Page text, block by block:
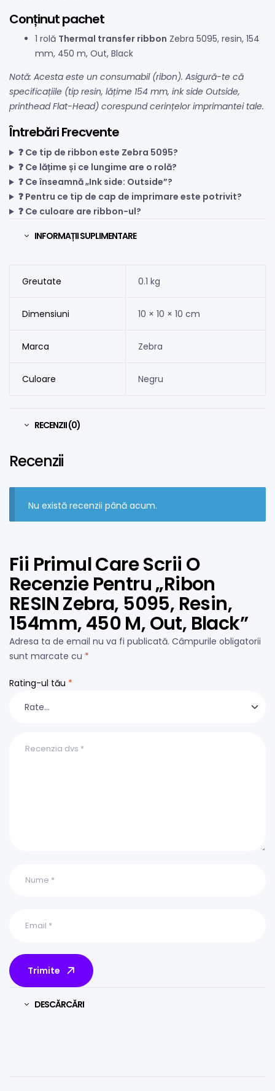
Conținut pachet
1 rolă Thermal transfer ribbon Zebra 5095, resin, 154
mm, 450 m, Out, Black
Notă: Acesta este un consumabil (ribon). Asigură-te că
specificațiile (tip resin, lățime 154 mm, ink side Outside,
printhead Flat-Head) corespund cerințelor imprimantei tale.
Întrebări Frecvente
❓ Ce tip de ribbon este Zebra 5095?
❓ Ce lățime și ce lungime are o rolă?
❓ Ce înseamnă „Ink side: Outside”?
❓ Pentru ce tip de cap de imprimare este potrivit?
❓ Ce culoare are ribbon-ul?
INFORMAȚII SUPLIMENTARE
Greutate 0.1 kg
Dimensiuni 10 × 10 × 10 cm
Marca Zebra
Culoare Negru
RECENZII (0)
Recenzii
Nu există recenzii până acum.
Fii Primul Care Scrii O
Recenzie Pentru „Ribon
RESIN Zebra, 5095, Resin,
154mm, 450 M, Out, Black”
Adresa ta de email nu va fi publicată. Câmpurile obligatorii
sunt marcate cu *
Rating-ul tău *
Trimite
DESCĂRCĂRI